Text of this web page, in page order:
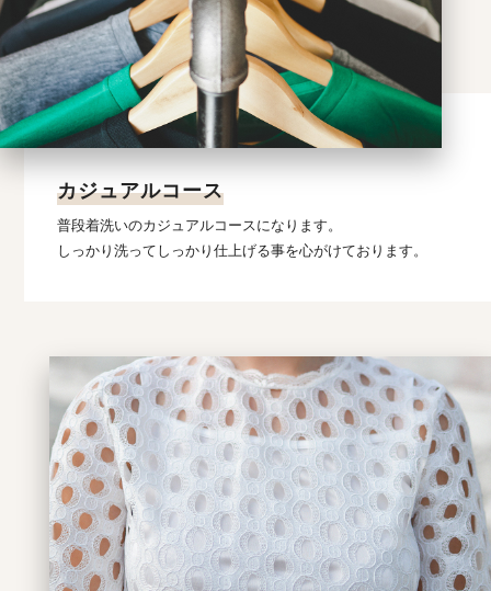
カジュアルコース
普段着洗いのカジュアルコースになります。
しっかり洗ってしっかり仕上げる事を心がけております。